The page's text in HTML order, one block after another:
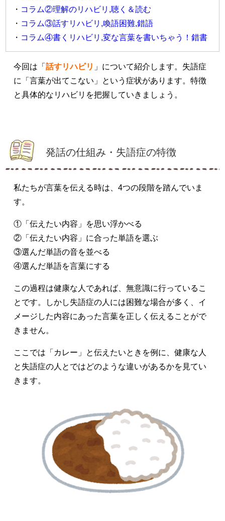
・ コラム②理解のリハビリ,聴く＆読む
・ コラム③話すリハビリ,喚語困難,錯語
・ コラム④書くリハビリ,変な言葉を書いちゃう！錯書
今回は 「話すリハビリ 」について紹介します。失語症
に「言葉が出てこない」という症状があります。特徴
と具体的なリハビリを把握していきましょう。
発話の仕組み・失語症の特徴
私たちが言葉を伝える時は、4つの段階を踏んでいま
す。
①「伝えたい内容」を思い浮かべる
②「伝えたい内容」に合った単語を選ぶ
③選んだ単語の音を並べる
④選んだ単語を言葉にする
この過程は健康な人であれば、無意識に行っているこ
とです。しかし失語症の人には困難な場合が多く、イ
メージした内容にあった言葉を正しく伝えることがで
きません。
ここでは「カレー」と伝えたいときを例に、健康な人
と失語症の人とではどのような違いがあるかを見てい
きます。